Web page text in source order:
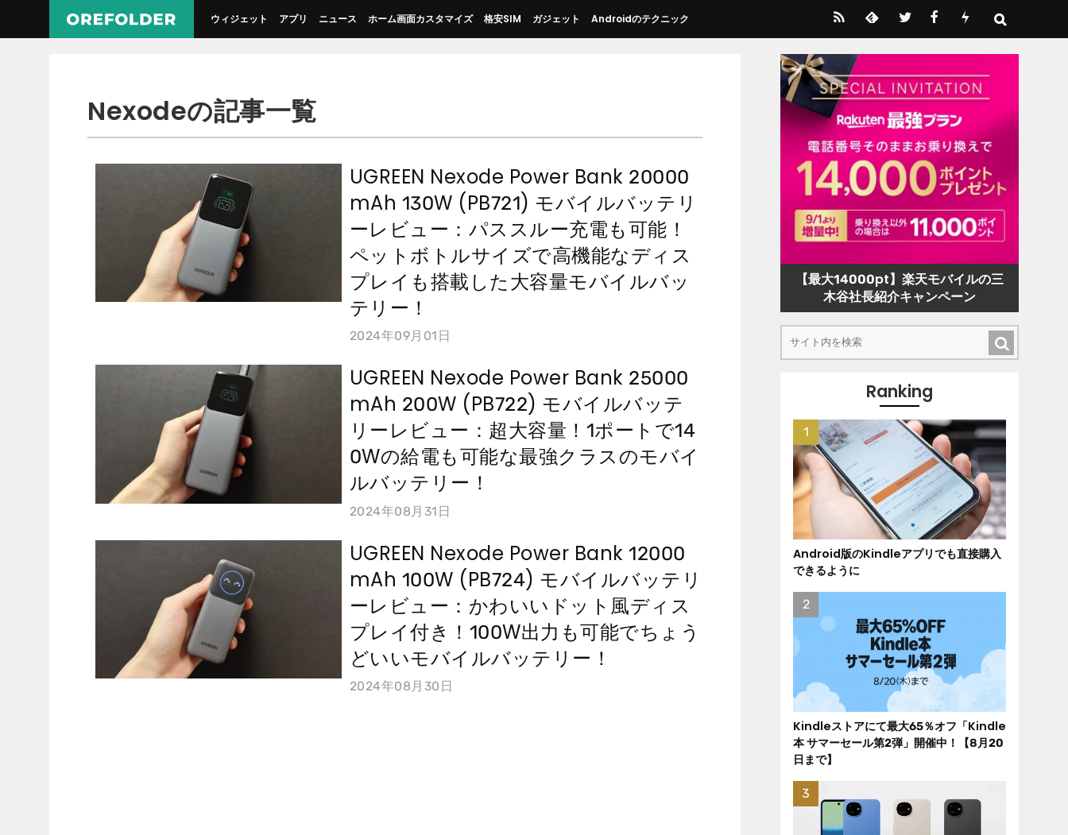
ウィジェット アプリ ニュース ホーム画面カスタマイズ 格安SIM ガジェット Androidのテクニック
Nexodeの記事一覧
UGREEN Nexode Power Bank 20000
mAh 130W (PB721) モバイルバッテリ
ーレビュー：パススルー充電も可能！
ペットボトルサイズで高機能なディス
プレイも搭載した大容量モバイルバッ
テリー！
2024年09月01日
UGREEN Nexode Power Bank 25000
mAh 200W (PB722) モバイルバッテ
リーレビュー：超大容量！1ポートで14
0Wの給電も可能な最強クラスのモバイ
ルバッテリー！
2024年08月31日
UGREEN Nexode Power Bank 12000
mAh 100W (PB724) モバイルバッテリ
ーレビュー：かわいいドット風ディス
プレイ付き！100W出力も可能でちょう
どいいモバイルバッテリー！
2024年08月30日
【最大14000pt】楽天モバイルの三
木谷社長紹介キャンペーン
Ranking
Android版のKindleアプリでも直接購入
できるように
Kindleストアにて最大65％オフ「Kindle
本 サマーセール第2弾」開催中！【8月20
日まで】